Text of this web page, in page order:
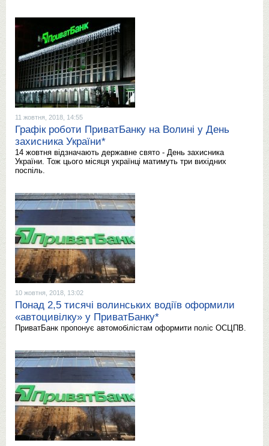
11 жовтня, 2018, 14:55
Графік роботи ПриватБанку на Волині у День
захисника України*
14 жовтня відзначають державне свято - День захисника
України. Тож цього місяця українці матимуть три вихідних
поспіль.
10 жовтня, 2018, 13:02
Понад 2,5 тисячі волинських водіїв оформили
«автоцивілку» у ПриватБанку*
ПриватБанк пропонує автомобілістам оформити поліс ОСЦПВ.